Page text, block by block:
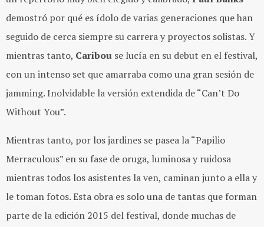
demostró por qué es ídolo de varias generaciones que han
seguido de cerca siempre su carrera y proyectos solistas. Y
mientras tanto, Caribou se lucía en su debut en el festival,
con un intenso set que amarraba como una gran sesión de
jamming. Inolvidable la versión extendida de “Can’t Do
Without You”.
Mientras tanto, por los jardines se pasea la “Papilio
Merraculous” en su fase de oruga, luminosa y ruidosa
mientras todos los asistentes la ven, caminan junto a ella y
le toman fotos. Esta obra es solo una de tantas que forman
parte de la edición 2015 del festival, donde muchas de